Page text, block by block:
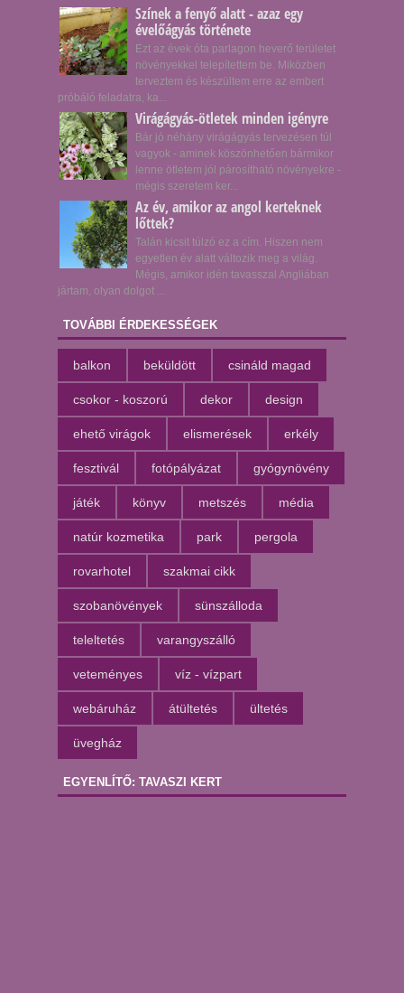
Színek a fenyő alatt - azaz egy
évelőágyás története
Ezt az évek óta parlagon heverő területet
növényekkel telepítettem be. Miközben
terveztem és készültem erre az embert
próbáló feladatra, ka...
Virágágyás-ötletek minden igényre
Bár jó néhány virágágyás tervezésen túl
vagyok - aminek köszönhetően bármikor
lenne ötletem jól párosítható növényekre -
mégis szeretem ker...
Az év, amikor az angol kerteknek
lőttek?
Talán kicsit túlzó ez a cím. Hiszen nem
egyetlen év alatt változik meg a világ.
Mégis, amikor idén tavasszal Angliában
jártam, olyan dolgot ...
TOVÁBBI ÉRDEKESSÉGEK
balkon beküldött csináld magad
csokor - koszorú dekor design
ehető virágok elismerések erkély
fesztivál fotópályázat gyógynövény
játék könyv metszés média
natúr kozmetika park pergola
rovarhotel szakmai cikk
szobanövények sünszálloda
teleltetés varangyszálló
veteményes víz - vízpart
webáruház átültetés ültetés
üvegház
EGYENLÍTŐ: TAVASZI KERT